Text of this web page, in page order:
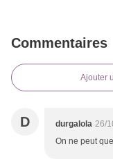
Commentaires
Ajouter
D durgalola 26/
On ne peut